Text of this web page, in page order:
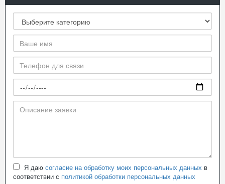
Я даю согласие на обработку моих персональных данных в
соответствии с политикой обработки персональных данных